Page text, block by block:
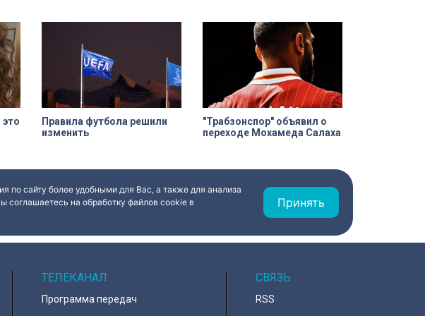
лично протестировать технику и
почувствовать скорость.
это
Правила футбола решили
изменить
"Трабзонспор" объявил о
переходе Мохамеда Салаха
по сайту более удобными для Вас, а также для анализа
соглашаетесь на обработку файлов cookie в
Принять
ТЕЛЕКАНАЛ
Программа передач
СВЯЗЬ
RSS